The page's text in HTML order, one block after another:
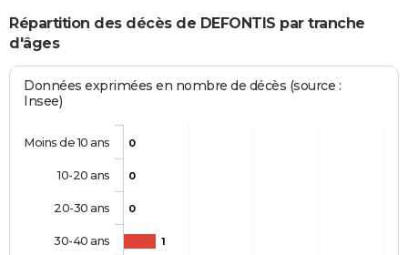
Répartition des décès de DEFONTIS par tranche
d'âges
Données exprimées en nombre de décès (source :
Insee)
0
0
0
1
Moins de 10 ans
10-20 ans
20-30 ans
30-40 ans